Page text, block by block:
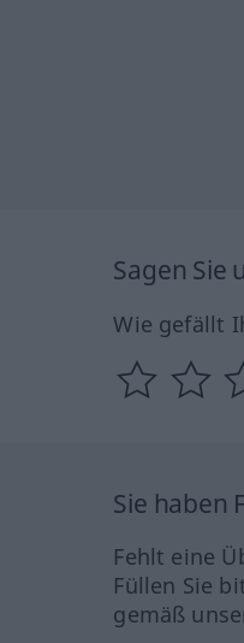
Sagen Sie
Wie gefällt
Sie haben
Fehlt eine
Füllen Sie
gemäß